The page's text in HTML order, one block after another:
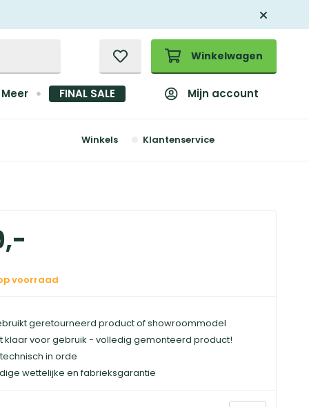
Winkelwagen
Meer FINAL SALE Mijn account
Winkels Klantenservice
,-
voorraad
geretourneerd product of showroommodel
klaar voor gebruik - volledig gemonteerd product!
technisch in orde
wettelijke en fabrieksgarantie